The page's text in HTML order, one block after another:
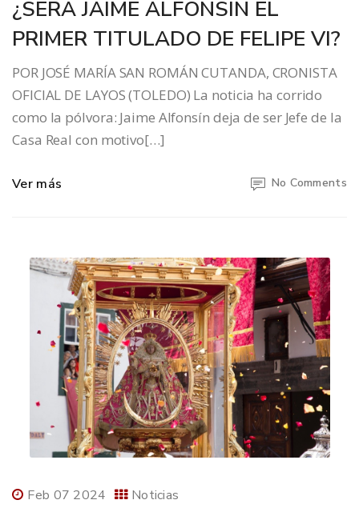
¿SERÁ JAIME ALFONSÍN EL
PRIMER TITULADO DE FELIPE VI?
POR JOSÉ MARÍA SAN ROMÁN CUTANDA, CRONISTA
OFICIAL DE LAYOS (TOLEDO) La noticia ha corrido
como la pólvora: Jaime Alfonsín deja de ser Jefe de la
Casa Real con motivo[…]
Ver más No Comments
Feb 07 2024 Noticias